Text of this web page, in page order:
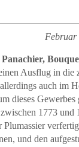
Februar
Ausflug in die
auch im
dieses Gewerbes
1773 und
und den